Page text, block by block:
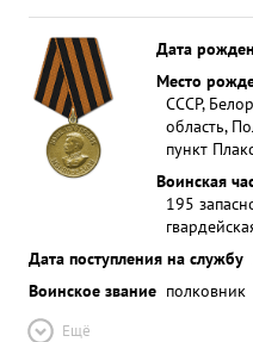
Дата
Место
СССР,
область,
пункт
Воинская
195
Дата поступления на службу
Воинское звание полковник
Ещё